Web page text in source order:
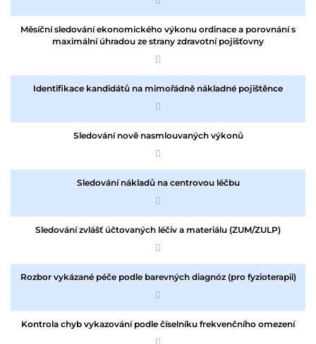
Měsíční sledování ekonomického výkonu ordinace a porovnání s
maximální úhradou ze strany zdravotní pojišťovny
Identifikace kandidátů na mimořádně nákladné pojištěnce
Sledování nově nasmlouvaných výkonů
Sledování nákladů na centrovou léčbu
Sledování zvlášť účtovaných léčiv a materiálu (ZUM/ZULP)
Rozbor vykázané péče podle barevných diagnóz (pro fyzioterapii)
Kontrola chyb vykazování podle číselníku frekvenčního omezení